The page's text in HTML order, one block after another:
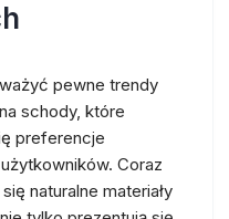
pewne trendy
schody, które
preferencje
Coraz
naturalne materiały